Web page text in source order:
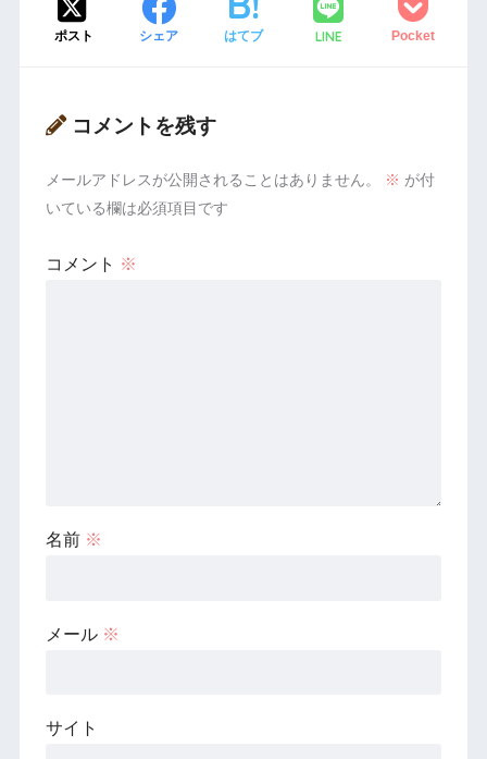
ポスト シェア はてブ LINE Pocket
コメントを残す
メールアドレスが公開されることはありません。 ※ が付
いている欄は必須項目です
コメント ※
名前 ※
メール ※
サイト